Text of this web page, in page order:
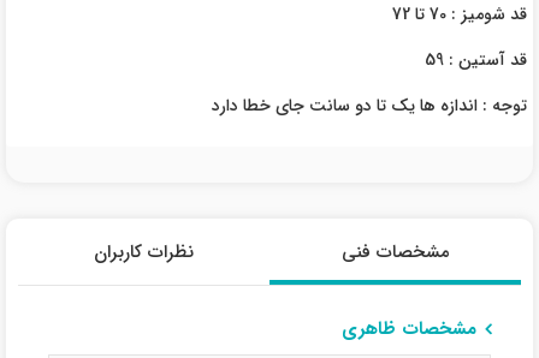
قد شومیز : 70 تا 72
قد آستین : 59
توجه : اندازه ها یک تا دو سانت جای خطا دارد
مشخصات فنی نظرات کاربران
مشخصات ظاهری